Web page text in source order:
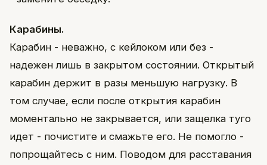
Карабины.
Карабин - неважно, с кейлоком или без -
надежен лишь в закрытом состоянии. Открытый
карабин держит в разы меньшую нагрузку. В
том случае, если после открытия карабин
моментально не закрывается, или защелка туго
идет - почистите и смажьте его. Не помогло -
попрощайтесь с ним. Поводом для расставания